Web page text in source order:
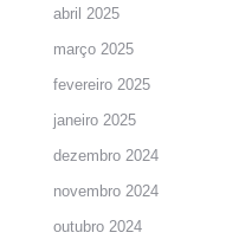
abril 2025
março 2025
fevereiro 2025
janeiro 2025
dezembro 2024
novembro 2024
outubro 2024